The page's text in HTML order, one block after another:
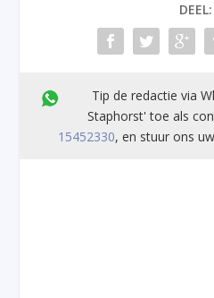
DEEL:
Tip de redactie via
Staphorst' toe als
15452330, en stuur ons